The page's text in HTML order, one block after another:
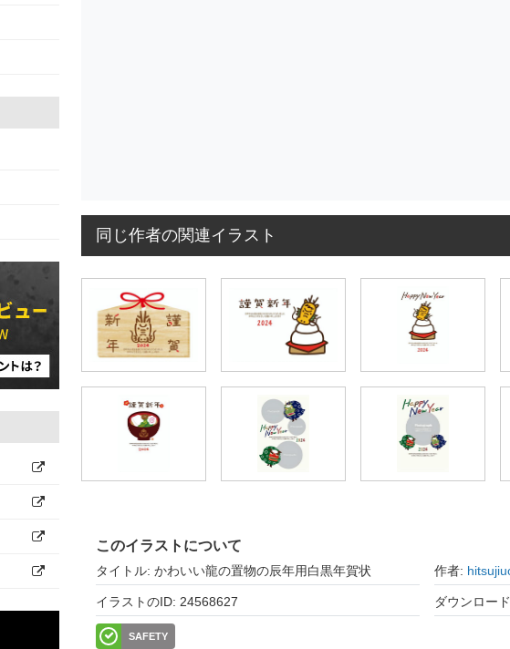
同じ作者の関連イラスト
このイラストについて
タイトル: かわいい龍の置物の辰年用白黒年賀状 作者:
イラストのID: 24568627 ダウンロー
SAFETY